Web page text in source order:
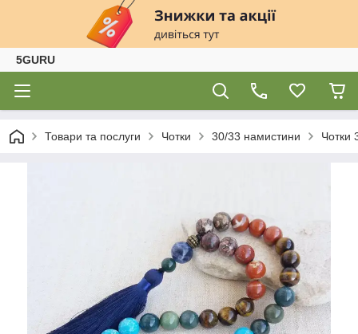
5GURU
Товари та послуги Чотки 30/33 намистини Чотки